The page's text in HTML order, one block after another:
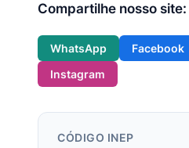
Compartilhe nosso site:
WhatsApp Facebook
Instagram
CÓDIGO INEP